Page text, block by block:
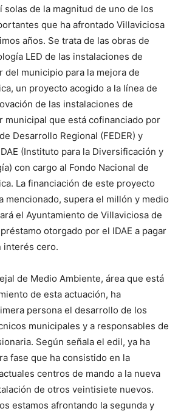
solas de la magnitud de uno de los
que ha afrontado Villaviciosa
años. Se trata de las obras de
LED de las instalaciones de
del municipio para la mejora de
un proyecto acogido a la línea de
de las instalaciones de
municipal que está cofinanciado por
Desarrollo Regional (FEDER) y
(Instituto para la Diversificación y
con cargo al Fondo Nacional de
La financiación de este proyecto
mencionado, supera el millón y medio
el Ayuntamiento de Villaviciosa de
otorgado por el IDAE a pagar
interés cero.
de Medio Ambiente, área que está
de esta actuación, ha
persona el desarrollo de los
municipales y a responsables de
Según señala el edil, ya ha
fase que ha consistido en la
centros de mando a la nueva
de otros veintisiete nuevos.
estamos afrontando la segunda y